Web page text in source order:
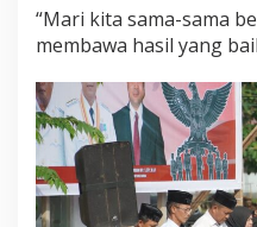
“Mari kita sama-sama
membawa hasil yang